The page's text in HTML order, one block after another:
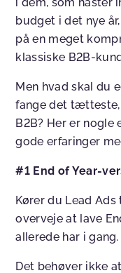
budget i det nye
på en meget
klassiske B2B-
Men hvad skal du
fange det
B2B? Her er nogle
gode erfaringer
#1 End of Year-
Kører du Lead
overveje at lave
allerede har i gang.
Det behøver ikke